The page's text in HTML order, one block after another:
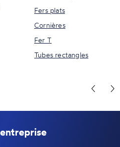
Fers plats
Cornières
Fer T
Tubes rectangles